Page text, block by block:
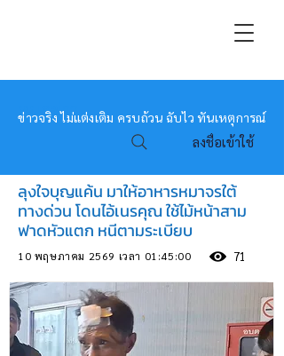
หมอข่าว
ข่าวจริง ไม่แต่งเติม ครบถ้วน ฉับไว ทันเหตุการณ์
ลงชื่อเข้าใช้
ลุงใจบุญแค้น มาให้อาหารหมาจรใต้
ทางด่วน โดนไอ้เนรคุณ ใช้ไม้หน้าสาม
ฟาดหัวแตก หนีตามระเบียบ
10 พฤษภาคม 2569 เวลา 01:45:00 71